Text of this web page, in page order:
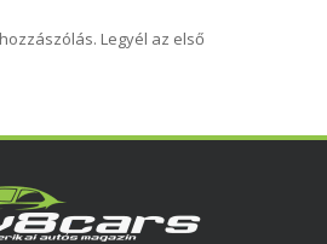
Legyél az első